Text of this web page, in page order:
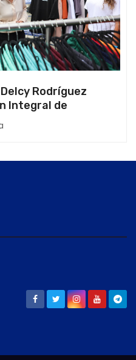
Rodríguez
Integral de
Económica en La